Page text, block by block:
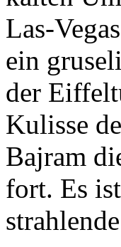
Las-
ein
der
Kulisse
Bajram
fort. Es